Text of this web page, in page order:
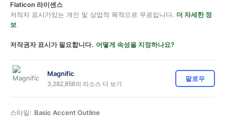
Flaticon 라이센스
저작자 표시가있는 개인 및 상업적 목적으로 무료입니다. 더 자세한 정
보
저작권자 표시가 필요합니다. 어떻게 속성을 지정하나요?
Magnific
3,282,856의 리소스 다 보기
팔로우
스타일: Basic Accent Outline